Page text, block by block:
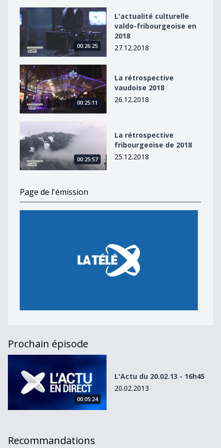
L&#039;actualité culturelle valdo-fribourgeoise en
00:26:25
L'actualité culturelle
valdo-fribourgeoise en
2018
27.12.2018
La rétrospective vaudoise 2018
00:25:11
La rétrospective
vaudoise 2018
26.12.2018
00:25:57
La rétrospective
fribourgeoise de 2018
25.12.2018
Page de l'émission
Prochain épisode
L&#039;Actu du 20.02.13 - 16h45
00:05:24
L'Actu du 20.02.13 - 16h45
20.02.2013
Recommandations